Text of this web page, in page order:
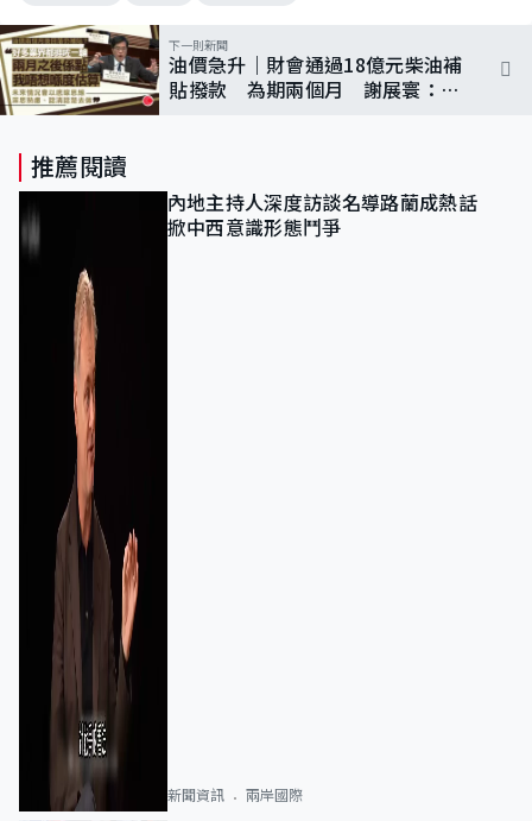
下一則新聞
油價急升｜財會通過18億元柴油補
貼撥款 為期兩個月 謝展寰：密
推薦閱讀
內地主持人深度訪談名導路蘭成熱話
掀中西意識形態鬥爭
新聞資訊 兩岸國際